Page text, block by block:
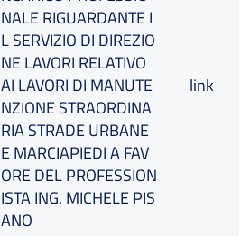
NALE RIGUARDANTE I
L SERVIZIO DI DIREZIO
NE LAVORI RELATIVO
AI LAVORI DI MANUTE
NZIONE STRAORDINA
RIA STRADE URBANE
E MARCIAPIEDI A FAV
ORE DEL PROFESSION
ISTA ING. MICHELE PIS
ANO
link